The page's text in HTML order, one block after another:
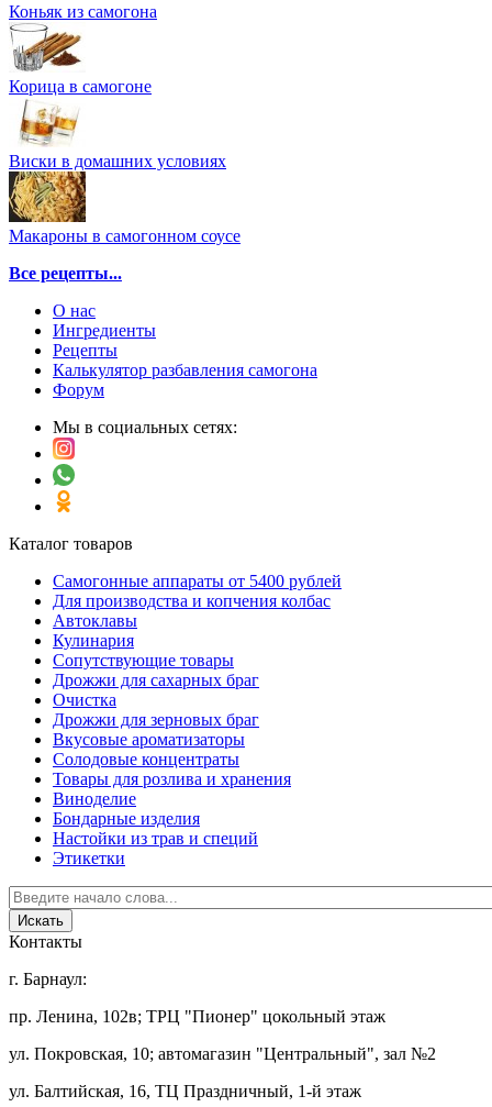
Коньяк из самогона
Корица в самогоне
Виски в домашних условиях
Макароны в самогонном соусе
Все рецепты...
О нас
Ингредиенты
Рецепты
Калькулятор разбавления самогона
Форум
Мы в социальных сетях:
Каталог товаров
Самогонные аппараты от 5400 рублей
Для производства и копчения колбас
Автоклавы
Кулинария
Сопутствующие товары
Дрожжи для сахарных браг
Очистка
Дрожжи для зерновых браг
Вкусовые ароматизаторы
Солодовые концентраты
Товары для розлива и хранения
Виноделие
Бондарные изделия
Настойки из трав и специй
Этикетки
Контакты
г. Барнаул:
пр. Ленина, 102в; ТРЦ "Пионер" цокольный этаж
ул. Покровская, 10; автомагазин "Центральный", зал №2
ул. Балтийская, 16, ТЦ Праздничный, 1-й этаж